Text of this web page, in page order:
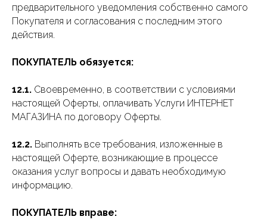
предварительного уведомления собственно самого
Покупателя и согласования с последним этого
действия.
ПОКУПАТЕЛЬ обязуется:
12.1. Своевременно, в соответствии с условиями
настоящей Оферты, оплачивать Услуги ИНТЕРНЕТ
МАГАЗИНА по договору Оферты.
12.2. Выполнять все требования, изложенные в
настоящей Оферте, возникающие в процессе
оказания услуг вопросы и давать необходимую
информацию.
ПОКУПАТЕЛЬ вправе: